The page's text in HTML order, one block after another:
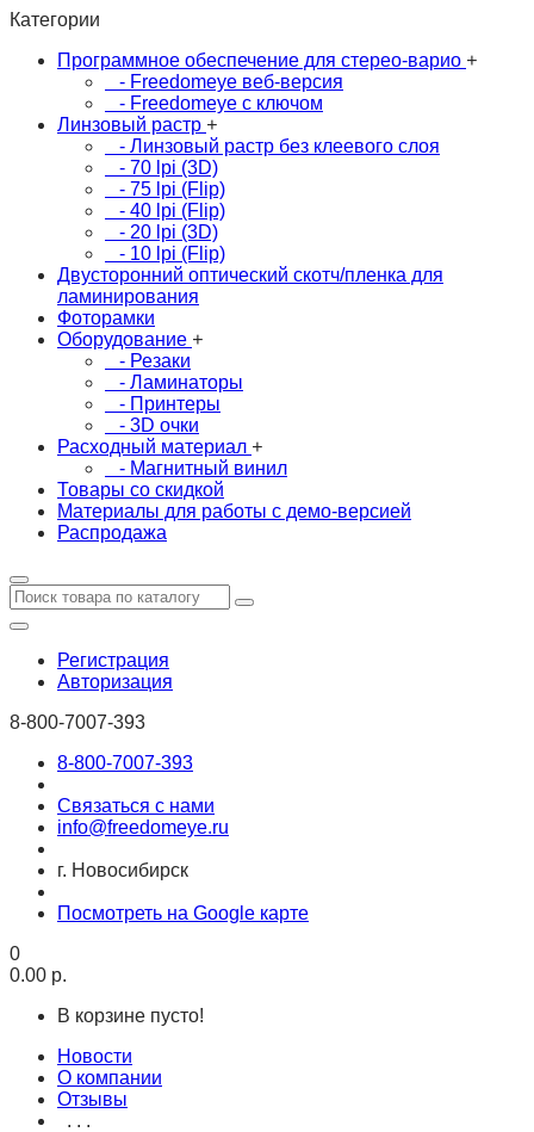
Категории
Программное обеспечение для стерео-варио +
- Freedomeye веб-версия
- Freedomeye с ключом
Линзовый растр +
- Линзовый растр без клеевого слоя
- 70 lpi (3D)
- 75 lpi (Flip)
- 40 lpi (Flip)
- 20 lpi (3D)
- 10 lpi (Flip)
Двусторонний оптический скотч/пленка для
ламинирования
Фоторамки
Оборудование +
- Резаки
- Ламинаторы
- Принтеры
- 3D очки
Расходный материал +
- Магнитный винил
Товары со скидкой
Материалы для работы с демо-версией
Распродажа
Регистрация
Авторизация
8-800-7007-393
8-800-7007-393
Связаться с нами
info@freedomeye.ru
г. Новосибирск
Посмотреть на Google карте
0
0.00 р.
В корзине пусто!
Новости
О компании
Отзывы
. . .